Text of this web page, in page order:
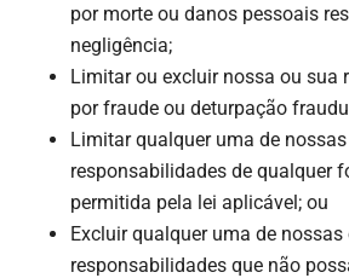
por morte ou danos pessoais
negligência;
Limitar ou excluir nossa ou sua
por fraude ou deturpação
Limitar qualquer uma de
responsabilidades de qualquer
permitida pela lei aplicável; ou
Excluir qualquer uma de nossas
responsabilidades que não